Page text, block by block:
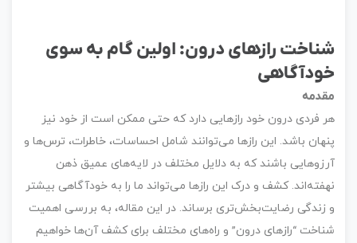
شناخت رازهای درون: اولین گام به سوی
خودآگاهی
مقدمه
هر فردی درون خود رازهایی دارد که حتی ممکن است از خود نیز
پنهان باشد. این رازها می‌توانند شامل احساسات، خاطرات، ترس‌ها و
آرزوهایی باشند که به دلایل مختلف در لایه‌های عمیق ذهن
نهفته‌اند. کشف و درک این رازها می‌تواند ما را به خودآگاهی بیشتر
و زندگی رضایت‌بخش‌تری برساند. در این مقاله، به بررسی اهمیت
شناخت “رازهای درون” و راه‌های مختلف برای کشف آن‌ها خواهیم